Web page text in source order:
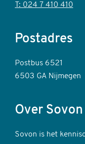
T: 024 7 410 410
Postadres
Postbus 6521
6503 GA Nijmegen
Over Sovon
Sovon is het